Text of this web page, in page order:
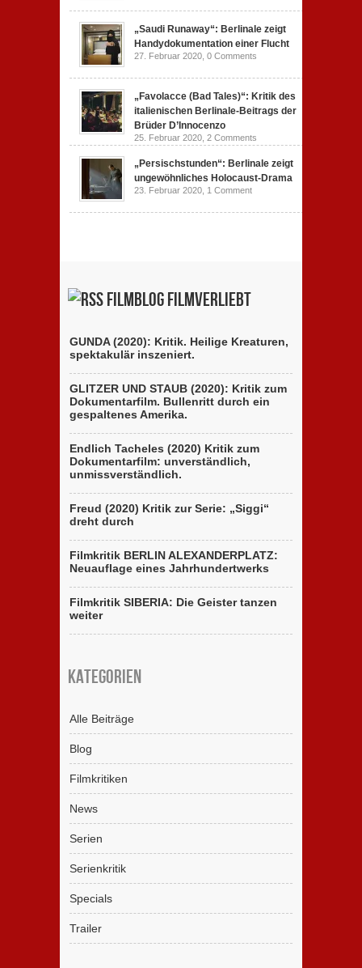
„Saudi Runaway“: Berlinale zeigt
Handydokumentation einer Flucht
27. Februar 2020, 0 Comments
„Favolacce (Bad Tales)“: Kritik des
italienischen Berlinale-Beitrags der
Brüder D’Innocenzo
25. Februar 2020, 2 Comments
„Persischstunden“: Berlinale zeigt
ungewöhnliches Holocaust-Drama
23. Februar 2020, 1 Comment
Filmblog filmverliebt
GUNDA (2020): Kritik. Heilige Kreaturen,
spektakulär inszeniert.
GLITZER UND STAUB (2020): Kritik zum
Dokumentarfilm. Bullenritt durch ein
gespaltenes Amerika.
Endlich Tacheles (2020) Kritik zum
Dokumentarfilm: unverständlich,
unmissverständlich.
Freud (2020) Kritik zur Serie: „Siggi“
dreht durch
Filmkritik BERLIN ALEXANDERPLATZ:
Neuauflage eines Jahrhundertwerks
Filmkritik SIBERIA: Die Geister tanzen
weiter
Kategorien
Alle Beiträge
Blog
Filmkritiken
News
Serien
Serienkritik
Specials
Trailer